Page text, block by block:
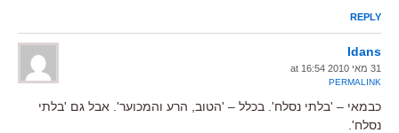
REPLY
Idans
31 מאי 2010 at 16:54
PERMALINK
כבמאי – 'בלתי נסלח'. בכלל – 'הטוב, הרע והמכוער'. אבל גם 'בלתי
נסלח'.